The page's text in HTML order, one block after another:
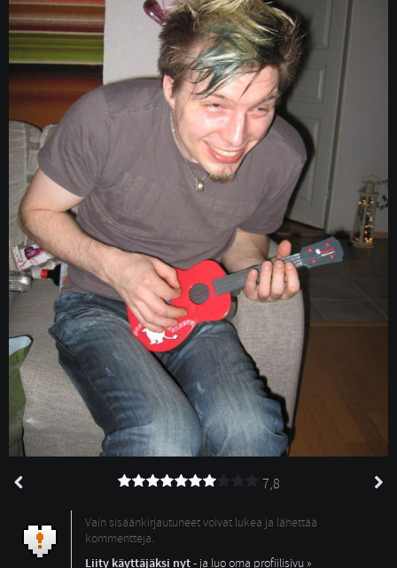
7,8
Vain sisäänkirjautuneet voivat lukea ja lähettää
kommentteja.
Liity käyttäjäksi nyt- ja luo oma profiilisivu »